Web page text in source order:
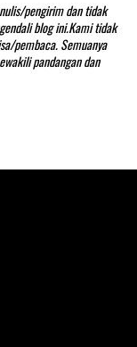
pengirim dan tidak
blog ini.Kami tidak
pembaca. Semuanya
pandangan dan